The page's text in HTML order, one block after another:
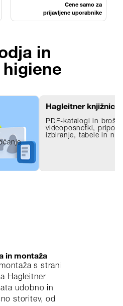
Cene samo za
prijavljene uporabnike
in
Hagleitner knjižnica
PDF-katalogi in
videoposnetki,
izbiranje, tabele in
in montaža
s strani
Hagleitner
udobno in
storitev, od